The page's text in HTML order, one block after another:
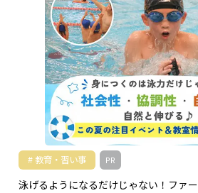
教育・習い事 PR
泳げるようになるだけじゃない！ファ